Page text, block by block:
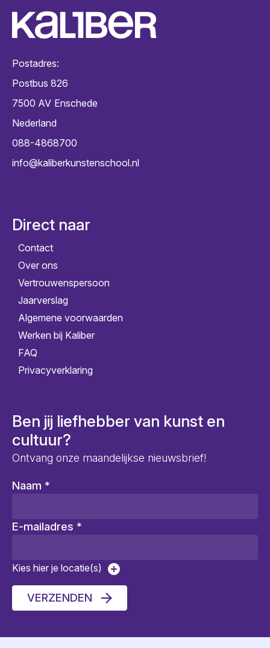
Postadres:
Postbus 826
7500 AV Enschede
Nederland
088-4868700
info@kaliberkunstenschool.nl
Direct naar
Contact
Over ons
Vertrouwenspersoon
Jaarverslag
Algemene voorwaarden
Werken bij Kaliber
FAQ
Privacyverklaring
Ben jij liefhebber van kunst en
cultuur?
Ontvang onze maandelijkse nieuwsbrief!
Naam *
E-mailadres *
Kies hier je locatie(s)
VERZENDEN